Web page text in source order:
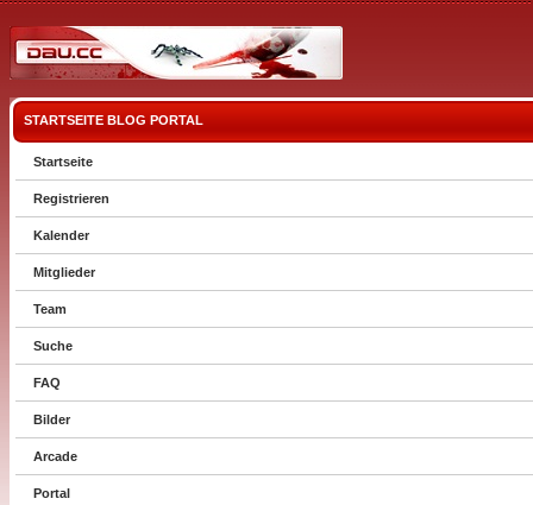
STARTSEITE BLOG PORTAL
Startseite
Registrieren
Kalender
Mitglieder
Team
Suche
FAQ
Bilder
Arcade
Portal